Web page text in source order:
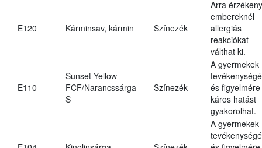
E120 Kárminsav, kármin Színezék
Arra érzékeny
embereknél
allergiás
reakciókat
válthat ki.
E110
Sunset Yellow
FCF/Narancssárga
S
Színezék
A gyermekek
és figyelmére
káros hatást
gyakorolhat.
A gyermekek